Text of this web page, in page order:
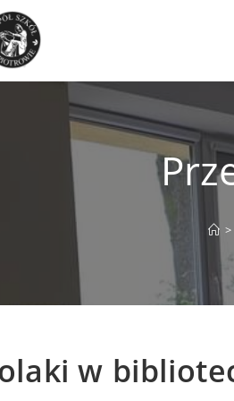
>
w